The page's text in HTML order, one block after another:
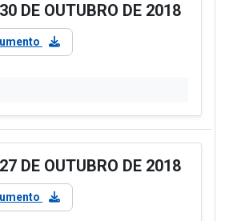
DE OUTUBRO DE 2018
DE OUTUBRO DE 2018